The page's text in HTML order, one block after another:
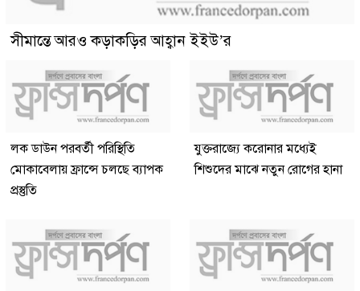
সীমান্তে আরও কড়াকড়ির আহ্বান ইইউ’র
লক ডাউন পরবর্তী পরিস্থিতি
মোকাবেলায় ফ্রান্সে চলছে ব্যাপক
প্রস্তুতি
যুক্তরাজ্যে করোনার মধ্যেই
শিশুদের মাঝে নতুন রোগের হানা